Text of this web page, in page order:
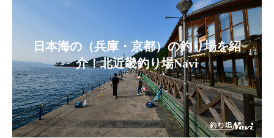
日本海の（兵庫・京都）の釣り場を紹
介！北近畿釣り場Navi